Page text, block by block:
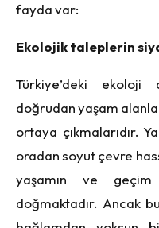
fayda var:
Ekolojik taleplerin
Türkiye’deki ekoloji
doğrudan yaşam
ortaya çıkmalarıdır.
oradan soyut çevre
yaşamın ve geçim
doğmaktadır. Ancak